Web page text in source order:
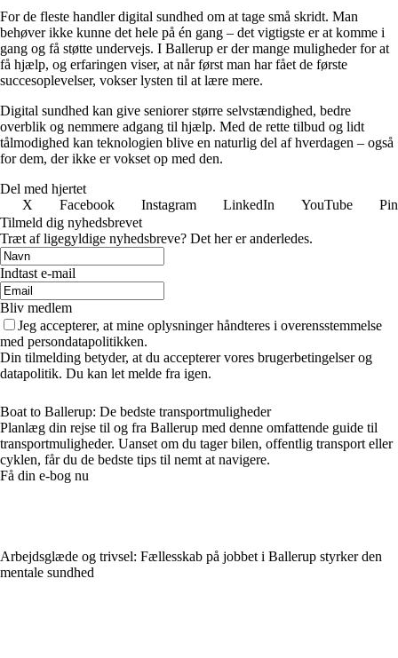
For de fleste handler digital sundhed om at tage små skridt. Man
behøver ikke kunne det hele på én gang – det vigtigste er at komme i
gang og få støtte undervejs. I Ballerup er der mange muligheder for at
få hjælp, og erfaringen viser, at når først man har fået de første
succesoplevelser, vokser lysten til at lære mere.
Digital sundhed kan give seniorer større selvstændighed, bedre
overblik og nemmere adgang til hjælp. Med de rette tilbud og lidt
tålmodighed kan teknologien blive en naturlig del af hverdagen – også
for dem, der ikke er vokset op med den.
Del med hjertet
X
Facebook Instagram LinkedIn YouTube
Tilmeld dig nyhedsbrevet
Træt af ligegyldige nyhedsbreve? Det her er anderledes.
Indtast e-mail
Bliv medlem
Jeg accepterer, at mine oplysninger håndteres i overensstemmelse
med persondatapolitikken.
Din tilmelding betyder, at du accepterer vores brugerbetingelser og
datapolitik. Du kan let melde fra igen.
Boat to Ballerup: De bedste transportmuligheder
Planlæg din rejse til og fra Ballerup med denne omfattende guide til
transportmuligheder. Uanset om du tager bilen, offentlig transport eller
cyklen, får du de bedste tips til nemt at navigere.
Få din e-bog nu
Arbejdsglæde og trivsel: Fællesskab på jobbet i Ballerup styrker den
mentale sundhed